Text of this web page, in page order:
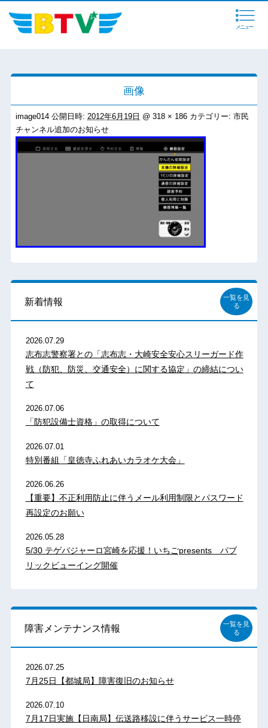
メニュー
画像
image014公開日時: 2012年6月19日 @318 × 186 カテゴリー:市民
チャンネル追加のお知らせ
新着情報
一覧を見
る
2026.07.29
志布志警察署との「志布志・大崎安全安心スリーガード作
戦（防犯、防災、交通安全）に関する協定」の締結につい
て
2026.07.06
「防犯設備士資格」の取得について
2026.07.01
特別番組「皇徳寺ふれあいカラオケ大会」
2026.06.26
【重要】不正利用防止に伴うメール利用制限とパスワード
再設定のお願い
2026.05.28
5/30 テゲバジャーロ宮崎を応援！いちごpresents パブ
リックビューイング開催
障害メンテナンス情報
一覧を見
る
2026.07.25
7月25日【都城局】障害復旧のお知らせ
2026.07.10
7月17日実施【日南局】伝送路移設に伴うサービス一時停